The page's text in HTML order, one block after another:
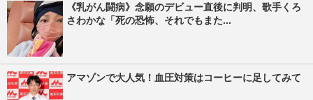
《乳がん闘病》念願のデビュー直後に判明、歌手くろ
さわかな「死の恐怖、それでもまた...
アマゾンで大人気！血圧対策はコーヒーに足してみて